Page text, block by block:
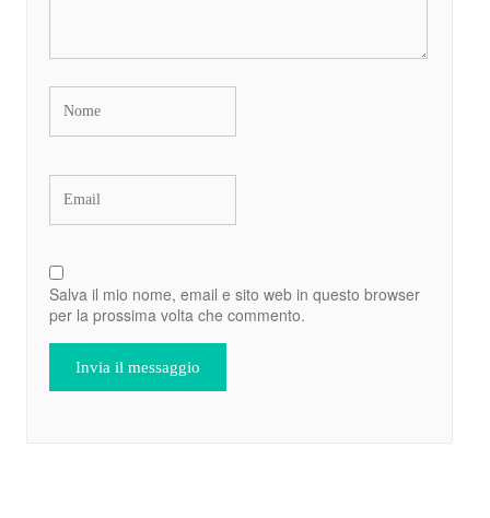
Salva il mio nome, email e sito web in questo browser
per la prossima volta che commento.